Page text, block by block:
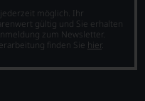
möglich. Ihr
gültig und Sie erhalten
zum Newsletter.
finden Sie hier.